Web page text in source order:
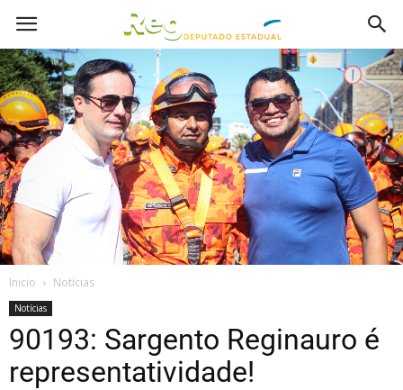
Inicio Notícias
Notícias
90193: Sargento Reginauro é
representatividade!